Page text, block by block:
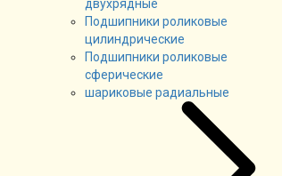
двухрядные
Подшипники роликовые
цилиндрические
Подшипники роликовые
сферические
шариковые радиальные